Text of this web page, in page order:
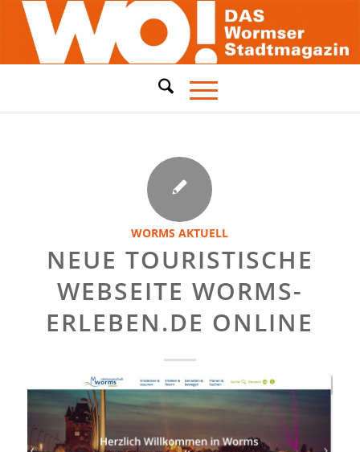
WORMS AKTUELL
NEUE TOURISTISCHE
WEBSEITE WORMS-
ERLEBEN.DE ONLINE